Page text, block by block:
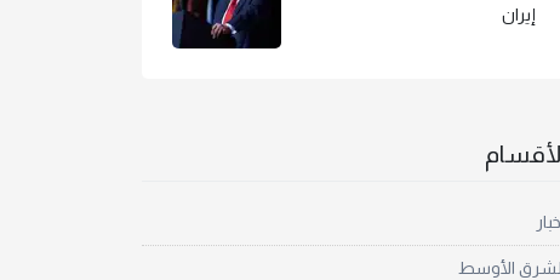
إيران
الأوسط